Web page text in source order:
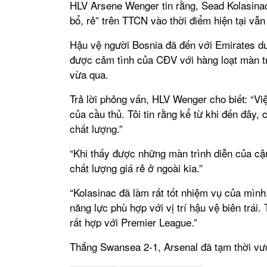
HLV Arsene Wenger tin rằng, Sead
bổ, rẻ” trên TTCN vào thời điểm hiện tại
Hậu vệ người Bosnia đã đến với Emirates
được cảm tình của CĐV với hàng loạt màn
vừa qua.
Trả lời phỏng vấn, HLV Wenger cho biết:
của cầu thủ. Tôi tin rằng kể từ khi đến đây,
chất lượng.”
“Khi thấy được những màn trình diễn của
chất lượng giá rẻ ở ngoài kia.”
“Kolasinac đã làm rất tốt nhiệm vụ của
năng lực phù hợp với vị trí hậu vệ biên
rất hợp với Premier League.”
Thắng Swansea 2-1, Arsenal đã tạm thời